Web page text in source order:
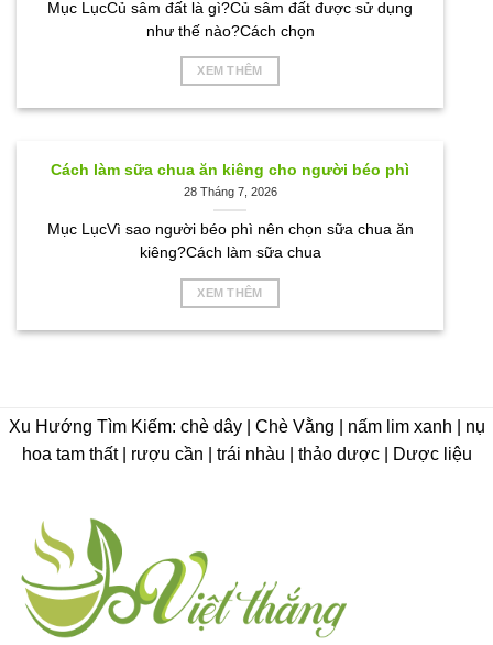
Mục LụcCủ sâm đất là gì?Củ sâm đất được sử dụng
như thế nào?Cách chọn
XEM THÊM
Cách làm sữa chua ăn kiêng cho người béo phì
28 Tháng 7, 2026
Mục LụcVì sao người béo phì nên chọn sữa chua ăn
kiêng?Cách làm sữa chua
XEM THÊM
Xu Hướng Tìm Kiếm: chè dây | Chè Vằng | nấm lim xanh | nụ
hoa tam thất | rượu cần | trái nhàu | thảo dược | Dược liệu